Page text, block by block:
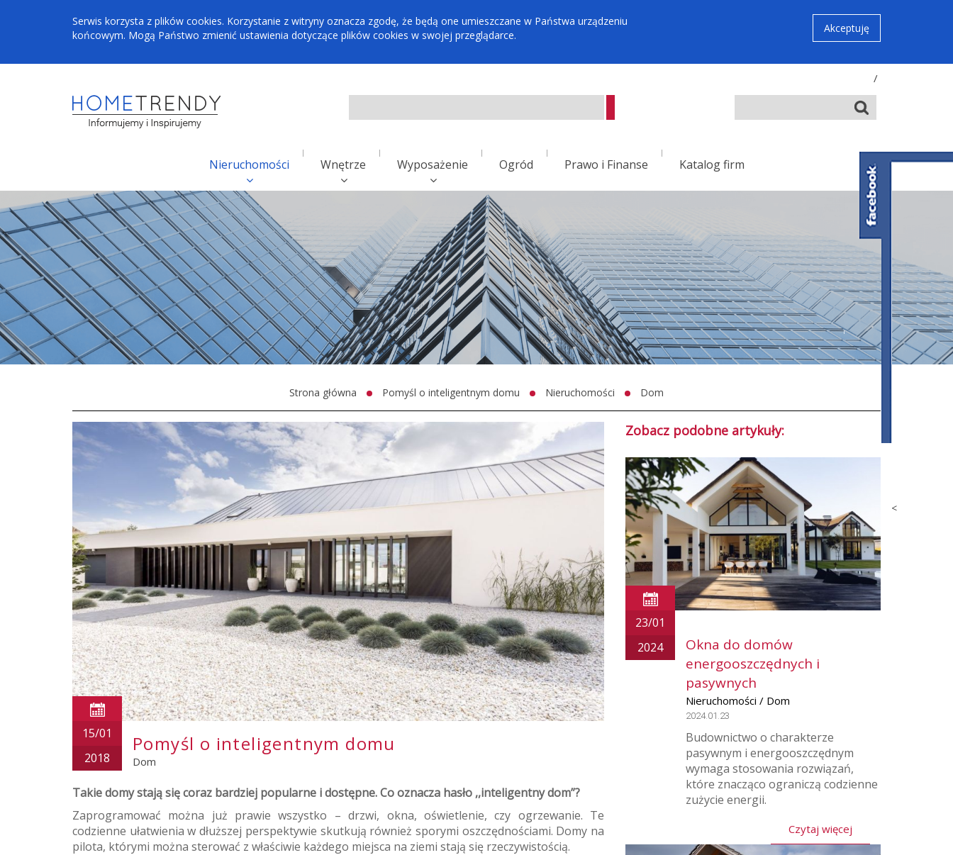
<
Serwis korzysta z plików cookies. Korzystanie z witryny oznacza zgodę, że będą one umieszczane w Państwa urządzeniu
końcowym. Mogą Państwo zmienić ustawienia dotyczące plików cookies w swojej przeglądarce.
Akceptuję
/
Nieruchomości Wnętrze Wyposażenie Ogród Prawo i Finanse Katalog firm
Strona główna Pomyśl o inteligentnym domu Nieruchomości Dom
15/01
2018
Pomyśl o inteligentnym domu
Dom
Takie domy stają się coraz bardziej popularne i dostępne. Co oznacza hasło ,,inteligentny dom”?
Zaprogramować można już prawie wszystko – drzwi, okna, oświetlenie, czy ogrzewanie. Te
codzienne ułatwienia w dłuższej perspektywie skutkują również sporymi oszczędnościami. Domy na
pilota, którymi można sterować z właściwie każdego miejsca na ziemi stają się rzeczywistością.
Zobacz podobne artykuły:
23/01
2024
Okna do domów
energooszczędnych i
pasywnych
Nieruchomości / Dom
2024.01.23
Budownictwo o charakterze
pasywnym i energooszczędnym
wymaga stosowania rozwiązań,
które znacząco ograniczą codzienne
zużycie energii.
Czytaj więcej